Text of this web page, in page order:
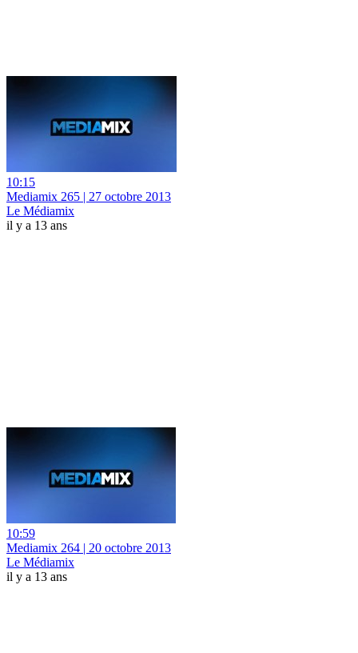
10:15
Mediamix 265 | 27 octobre 2013
Le Médiamix
il y a 13 ans
10:59
Mediamix 264 | 20 octobre 2013
Le Médiamix
il y a 13 ans